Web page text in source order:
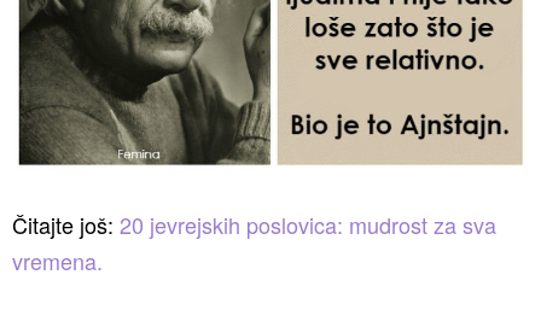
Čitajte još: 20 jevrejskih poslovica: mudrost za sva
vremena.